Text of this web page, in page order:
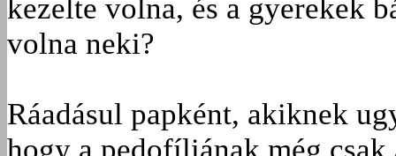
kezelte volna, és a gyerekek
volna neki?
Ráadásul papként, akiknek